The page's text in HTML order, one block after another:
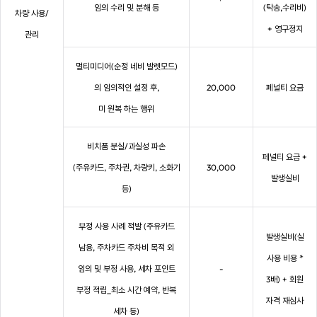
차량 사용/
관리
임의 수리 및 분해 등
(탁송,수리비)
+ 영구정지
멀티미디어(순정 네비 발렛모드)
의 임의적인 설정 후,
미 원복 하는 행위
20,000 페널티 요금
비치품 분실/과실성 파손
(주유카드, 주차권, 차량키, 소화기
등)
30,000
페널티 요금 +
발생실비
부정 사용 사례 적발 (주유카드
남용, 주차카드 주차비 목적 외
임의 및 부정 사용, 세차 포인트
부정 적립_최소 시간 예약, 반복
세차 등)
-
발생실비(실
사용 비용 *
3배) + 회원
자격 재심사